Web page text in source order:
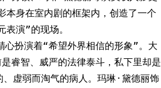
本身在室内剧的框架内，创造了一个
表演”的现场。
心扮演着“希望外界相信的形象”。大
睿智、威严的法律泰斗，私下里却是
虚弱而淘气的病人。玛琳·黛德丽饰